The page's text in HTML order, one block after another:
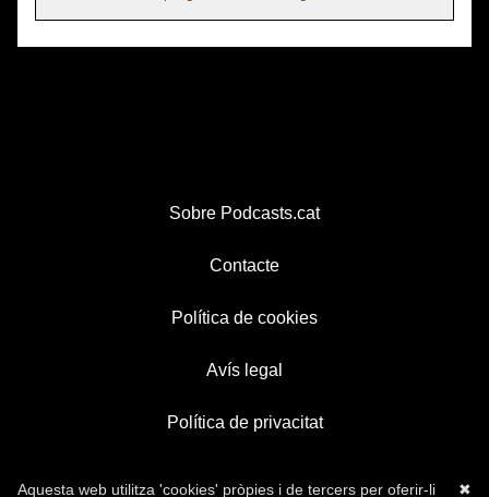
Sobre Podcasts.cat
Contacte
Política de cookies
Avís legal
Política de privacitat
✖
Aquesta web utilitza 'cookies' pròpies i de tercers per oferir-li